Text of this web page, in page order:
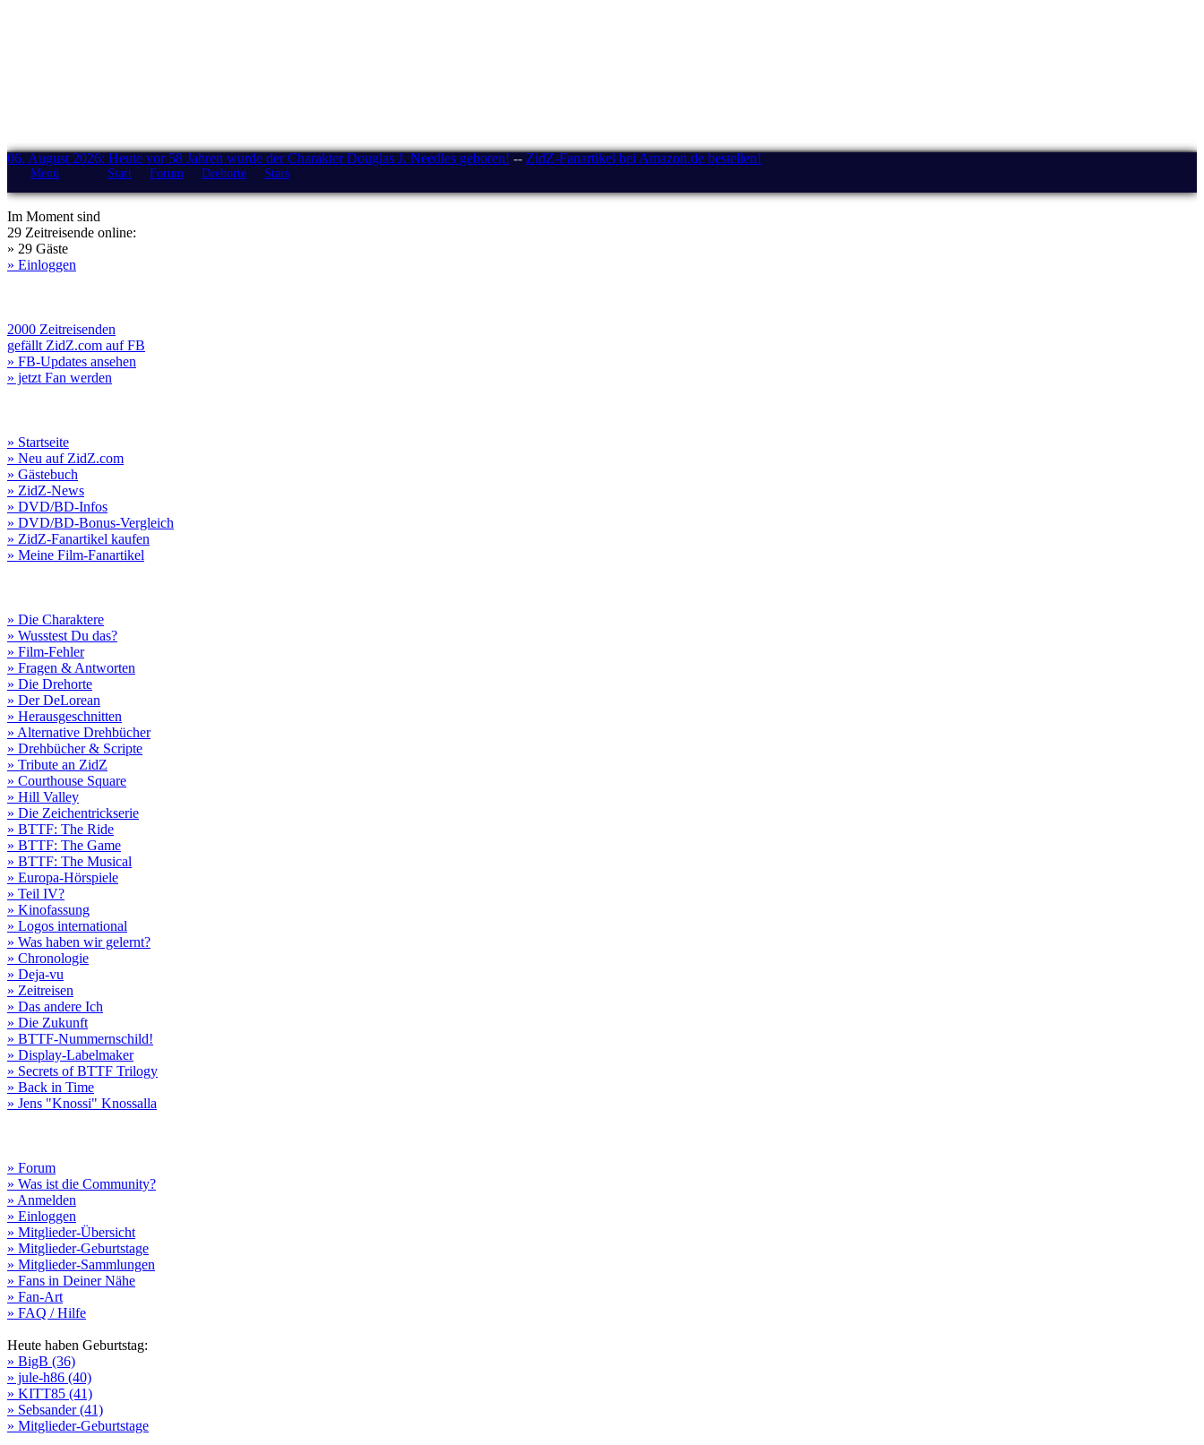
06. August 2026: Heute vor 58 Jahren wurde der Charakter Douglas J. Needles geboren! -- ZidZ-Fanartikel bei Amazon.de bestellen!
Menü Start Forum Drehorte Stars
Im Moment sind
29 Zeitreisende online:
» 29 Gäste
» Einloggen
2000 Zeitreisenden
gefällt ZidZ.com auf FB
» FB-Updates ansehen
» jetzt Fan werden
» Startseite
» Neu auf ZidZ.com
» Gästebuch
» ZidZ-News
» DVD/BD-Infos
» DVD/BD-Bonus-Vergleich
» ZidZ-Fanartikel kaufen
» Meine Film-Fanartikel
» Die Charaktere
» Wusstest Du das?
» Film-Fehler
» Fragen & Antworten
» Die Drehorte
» Der DeLorean
» Herausgeschnitten
» Alternative Drehbücher
» Drehbücher & Scripte
» Tribute an ZidZ
» Courthouse Square
» Hill Valley
» Die Zeichentrickserie
» BTTF: The Ride
» BTTF: The Game
» BTTF: The Musical
» Europa-Hörspiele
» Teil IV?
» Kinofassung
» Logos international
» Was haben wir gelernt?
» Chronologie
» Deja-vu
» Zeitreisen
» Das andere Ich
» Die Zukunft
» BTTF-Nummernschild!
» Display-Labelmaker
» Secrets of BTTF Trilogy
» Back in Time
» Jens "Knossi" Knossalla
» Forum
» Was ist die Community?
» Anmelden
» Einloggen
» Mitglieder-Übersicht
» Mitglieder-Geburtstage
» Mitglieder-Sammlungen
» Fans in Deiner Nähe
» Fan-Art
» FAQ / Hilfe
Heute haben Geburtstag:
» BigB (36)
» jule-h86 (40)
» KITT85 (41)
» Sebsander (41)
» Mitglieder-Geburtstage